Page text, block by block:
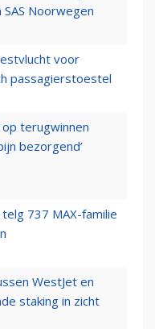
Noorwegen
voor
passagierstoestel
terugwinnen
bezorgend’
737 MAX-familie
WestJet en
staking in zicht